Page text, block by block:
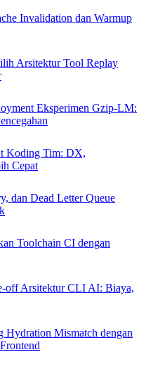
Invalidation dan Warmup
Arsitektur Tool Replay
Eksperimen Gzip-LM:
Koding Tim: DX,
Cepat
dan Dead Letter Queue
Toolchain CI dengan
off Arsitektur CLI AI: Biaya,
Hydration Mismatch dengan